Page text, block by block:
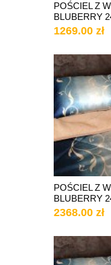
POŚCIEL Z
BLUBERRY
1269.00 zł
POŚCIEL Z
BLUBERRY
2368.00 zł